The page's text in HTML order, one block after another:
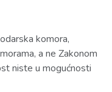
komora,
a ne Zakonom
niste u mogućnosti